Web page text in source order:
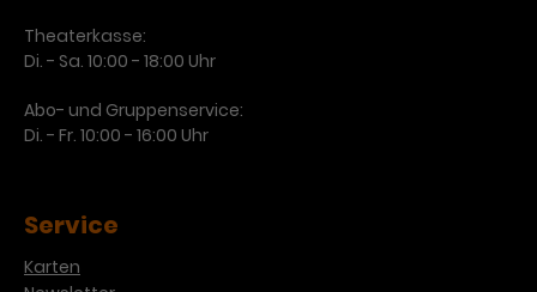
Theaterkasse:
Di. - Sa. 10:00 - 18:00 Uhr
Abo- und Gruppenservice:
Di. - Fr. 10:00 - 16:00 Uhr
Service
Karten